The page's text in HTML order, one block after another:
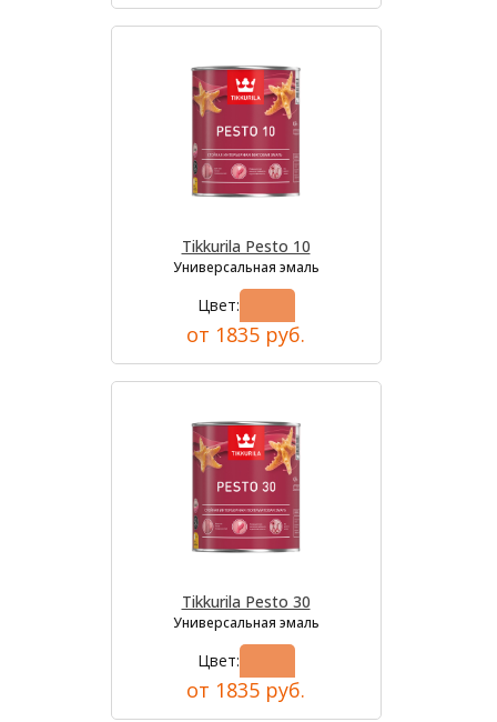
Tikkurila Pesto 10
Универсальная эмаль
Цвет:
от 1835 руб.
Tikkurila Pesto 30
Универсальная эмаль
Цвет:
от 1835 руб.